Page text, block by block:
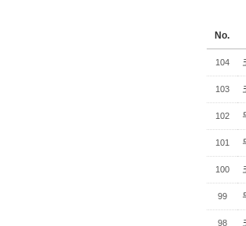
No.
104
103
102
101
100
99
98